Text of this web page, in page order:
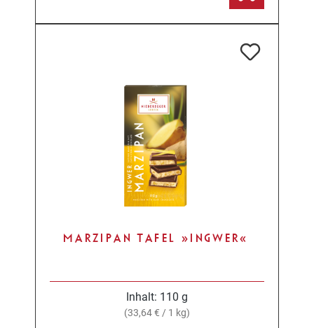
MARZIPAN TAFEL »INGWER«
Inhalt: 110 g
(33,64 € / 1 kg)